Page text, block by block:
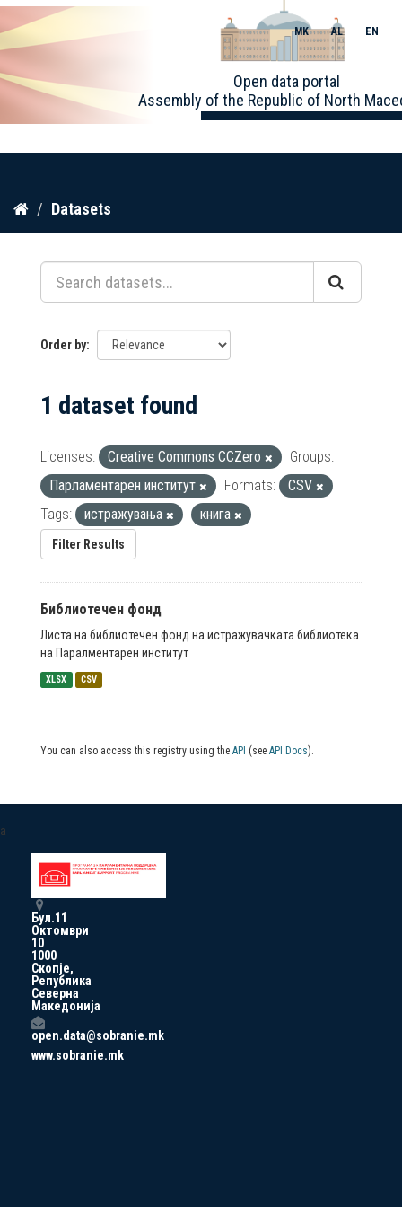
Skip
content
Open data portal
Assembly of the Republic of North
MK AL EN
Datasets
Order by
1 dataset found
Licenses: Creative Commons CCZero
Groups:
Парламентарен институт
Formats:
CSV
Tags:
истражувања книга
Filter Results
Библиотечен фонд
Листа на библиотечен фонд на истражувачката библиотека
на Паралментарен институт
XLSX CSV
You can also access this registry using the API (see API Docs).
a
Бул.11
Октомври
10
1000
Скопје,
Република
Северна
Македонија
open.data@sobranie.mk
www.sobranie.mk